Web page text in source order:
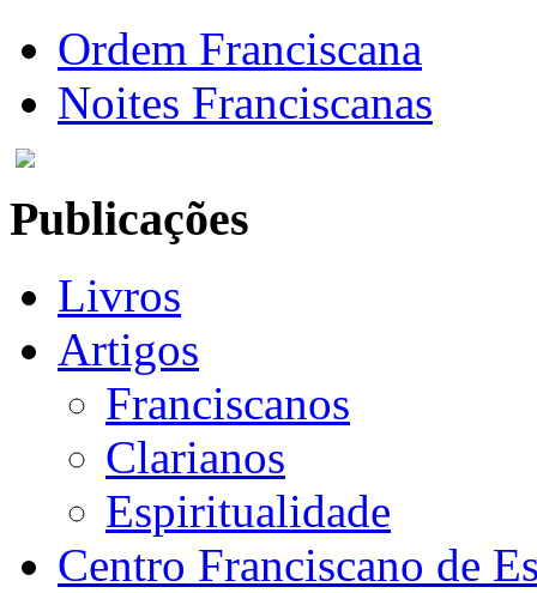
Ordem Franciscana
Noites Franciscanas
Publicações
Livros
Artigos
Franciscanos
Clarianos
Espiritualidade
Centro Franciscano de